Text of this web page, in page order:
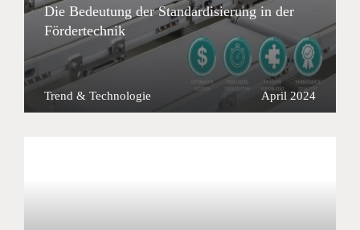
Die Bedeutung der Standardisierung in der
Fördertechnik
April 2024
Trend & Technologie